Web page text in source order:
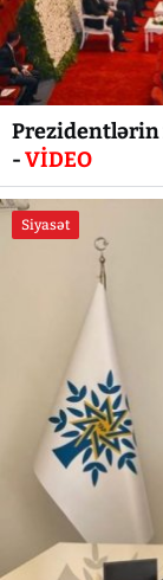
Prezidentlərin
-VİDEO
Siyasət